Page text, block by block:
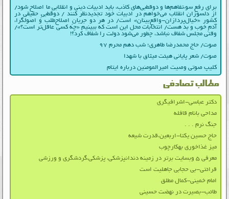
برای رفع سوءتفاهم‌ها و دوقطبی‌های کاذب، باید ادبیات دینی و انقلابیِ ما اصلاح شود/
از دلسوزان انقلاب می‌خواهم در ادبیات‌ خود تجدیدنظر کنند / دوقطبیِ حقیقی در
کشور «خیال‌پردازان-واقع‌بینان» است/ در هر دو جریانِ اصلاح‌طلب و اصولگرا،
آدمِ خوب و بد هست/ انتخابات محل این است که ببینیم «چه کسی عاقل‌تر است؟»/
وقتی مجلس شفاف نباشد، چطور می‌شود دولت را شفاف کرد؟!
صوت/ حاج محمدرضا طاهری؛ شب دهم محرم ۹۷
صوت/ شعر پایانی هیئت میثاق با شهدا
کلیپ صوتی وصیت امیرالمومنین درباره ایتام
مطالب تصادفی
دکتر عباسی-اشرافیگری
مداحی بانام قافله
جنگ نرم . . .
حاج حسین یکتا-اربعین،قدرت شیعه
میز غذاخوری بهکارچوب
معرفی ۵ وبسایت برتر در زمینه دندانپزشکی، پزشکی،گردشگری و ورزشی
قرائتی-بی حجابی جاهلیت است
امام خمینی-کمال مطلق
طائب-بصیرت در نهضت حسینی